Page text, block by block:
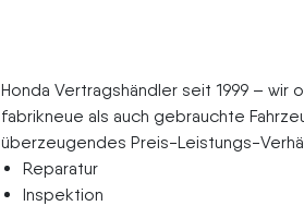
Honda Vertragshändler seit 1999 –
fabrikneue als auch gebrauchte
überzeugendes Preis-Leistungs-
Reparatur
Inspektion